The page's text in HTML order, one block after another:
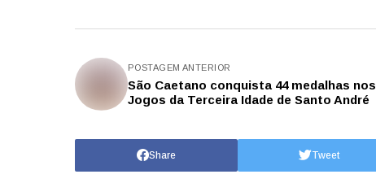
POSTAGEM ANTERIOR
São Caetano conquista 44 medalhas nos
Jogos da Terceira Idade de Santo André
Share Tweet